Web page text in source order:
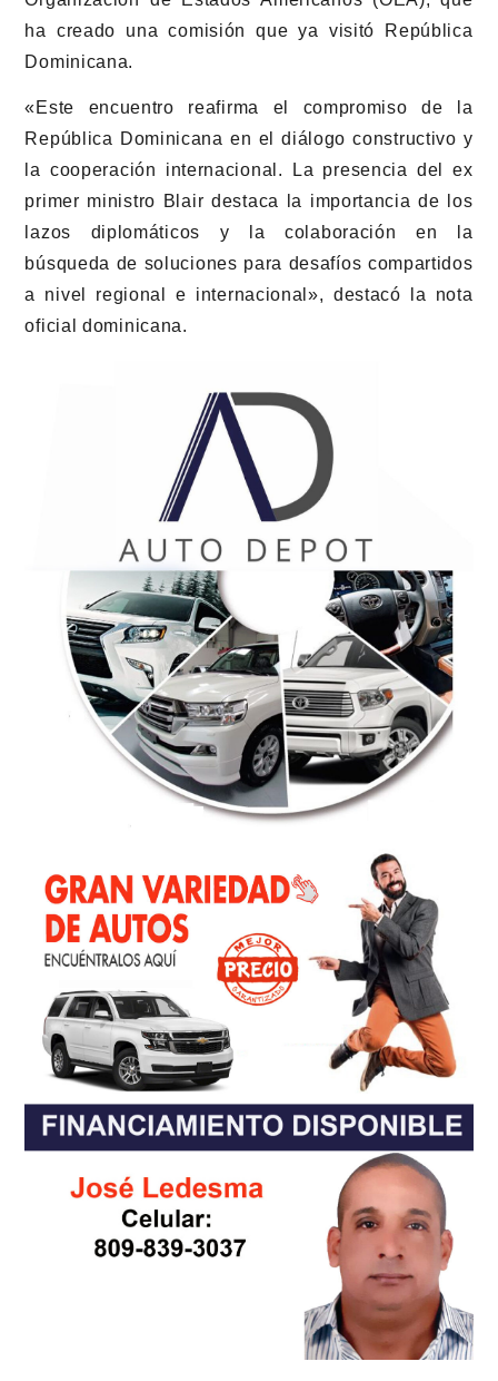
ha creado una comisión que ya visitó República
Dominicana.
«Este encuentro reafirma el compromiso de la
República Dominicana en el diálogo constructivo y
la cooperación internacional. La presencia del ex
primer ministro Blair destaca la importancia de los
lazos diplomáticos y la colaboración en la
búsqueda de soluciones para desafíos compartidos
a nivel regional e internacional», destacó la nota
oficial dominicana.